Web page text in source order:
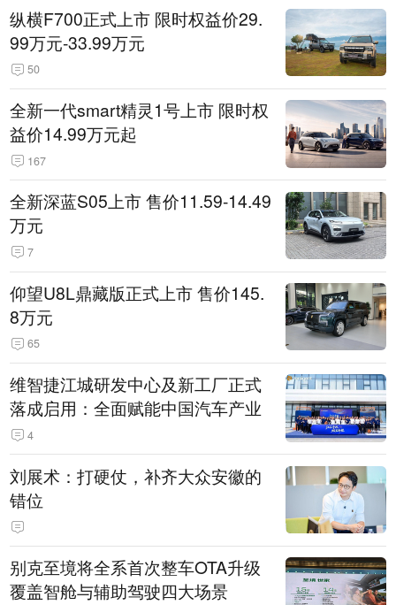
纵横F700正式上市 限时权益价29.
99万元-33.99万元
50
全新一代smart精灵1号上市 限时权
益价14.99万元起
167
全新深蓝S05上市 售价11.59-14.49
万元
7
仰望U8L鼎藏版正式上市 售价145.
8万元
65
维智捷江城研发中心及新工厂正式
落成启用：全面赋能中国汽车产业
4
刘展术：打硬仗，补齐大众安徽的
错位
别克至境将全系首次整车OTA升级
覆盖智舱与辅助驾驶四大场景